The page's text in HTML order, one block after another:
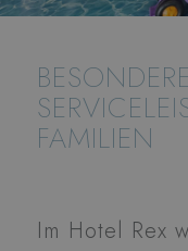
BESONDERE
FAMILIEN
Im Hotel Rex